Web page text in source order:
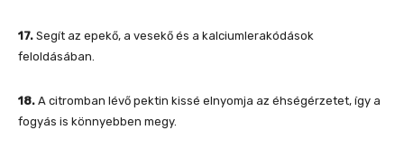
17. Segít az epekő, a vesekő és a kalciumlerakódások
feloldásában.
18. A citromban lévő pektin kissé elnyomja az éhségérzetet, így a
fogyás is könnyebben megy.